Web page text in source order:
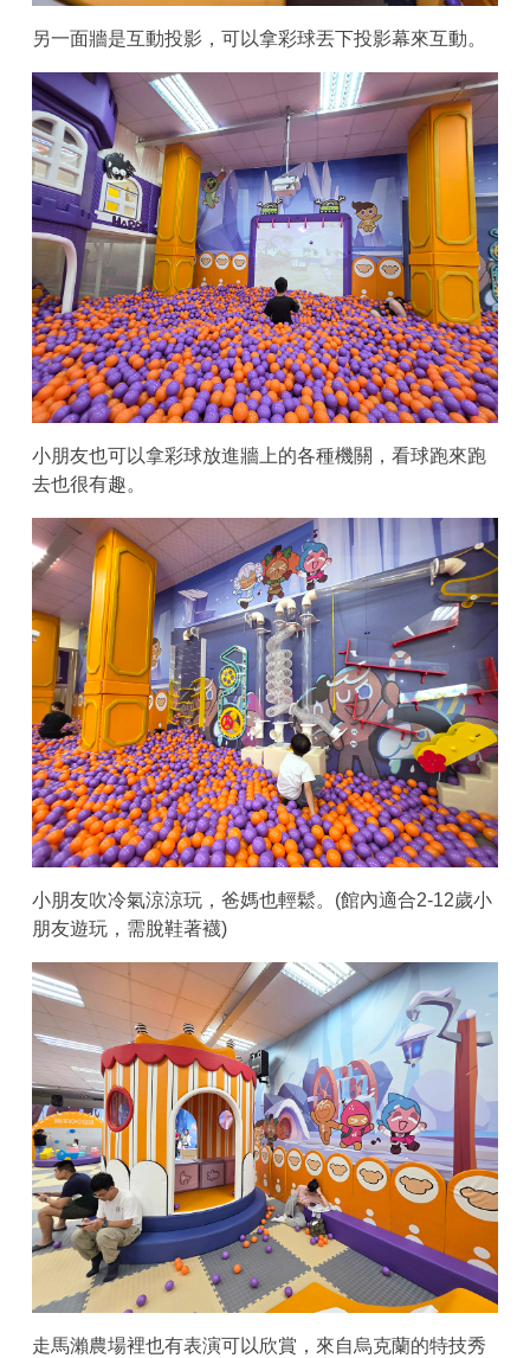
另一面牆是互動投影，可以拿彩球丟下投影幕來互動。
小朋友也可以拿彩球放進牆上的各種機關，看球跑來跑
去也很有趣。
小朋友吹冷氣涼涼玩，爸媽也輕鬆。(館內適合2-12歲小
朋友遊玩，需脫鞋著襪)
走馬瀨農場裡也有表演可以欣賞，來自烏克蘭的特技秀